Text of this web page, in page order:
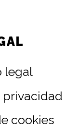
legal
privacidad
cookies